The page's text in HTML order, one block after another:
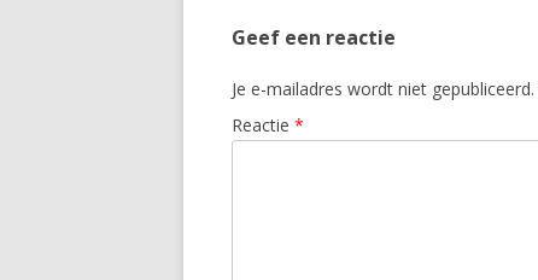
Geef een reactie
Je e-mailadres wordt niet gepubliceerd.
Reactie *